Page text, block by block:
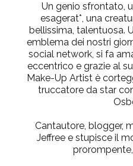
Un genio sfrontato,
esagerat*, una
bellissima, talentuosa.
emblema dei nostri
social network, si fa
eccentrico e grazie al
Make-Up Artist è
truccatore da star
Cantautore, blogger,
Jeffree e stupisce il